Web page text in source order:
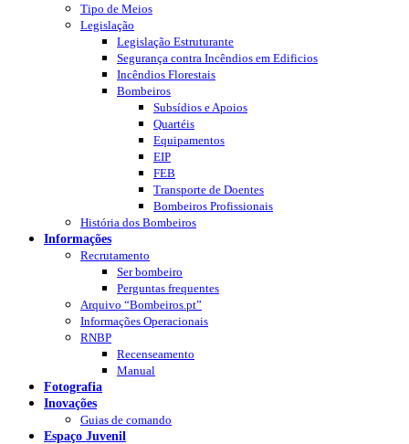
Tipo de Meios
Legislação
Legislação Estruturante
Segurança contra Incêndios em Edificios
Incêndios Florestais
Bombeiros
Subsídios e Apoios
Quartéis
Equipamentos
EIP
FEB
Transporte de Doentes
Bombeiros Profissionais
História dos Bombeiros
Informações
Recrutamento
Ser bombeiro
Perguntas frequentes
Arquivo “Bombeiros.pt”
Informações Operacionais
RNBP
Recenseamento
Manual
Fotografia
Inovações
Guias de comando
Espaço Juvenil